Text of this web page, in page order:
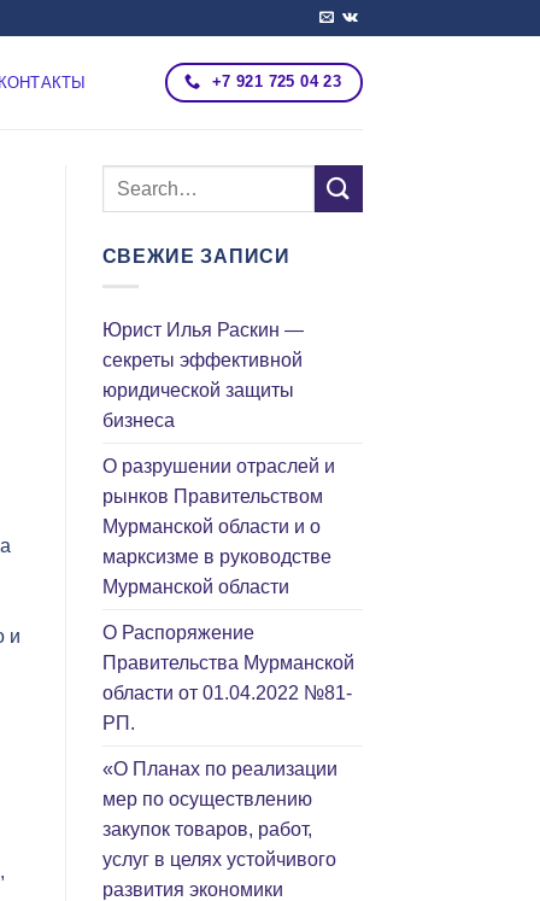
+7 921 725 04 23
и
СВЕЖИЕ ЗАПИСИ
Юрист Илья Раскин —
секреты эффективной
юридической защиты
бизнеса
О разрушении отраслей и
рынков Правительством
Мурманской области и о
марксизме в руководстве
Мурманской области
О Распоряжение
Правительства Мурманской
области от 01.04.2022 №81-
РП.
«О Планах по реализации
мер по осуществлению
закупок товаров, работ,
услуг в целях устойчивого
развития экономики